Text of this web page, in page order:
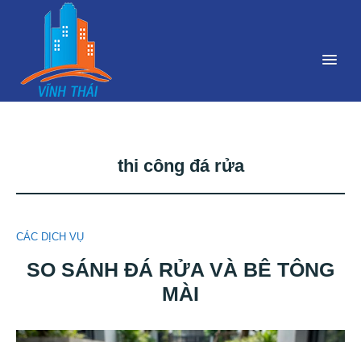
thi công đá rửa
CÁC DỊCH VỤ
SO SÁNH ĐÁ RỬA VÀ BÊ TÔNG
MÀI